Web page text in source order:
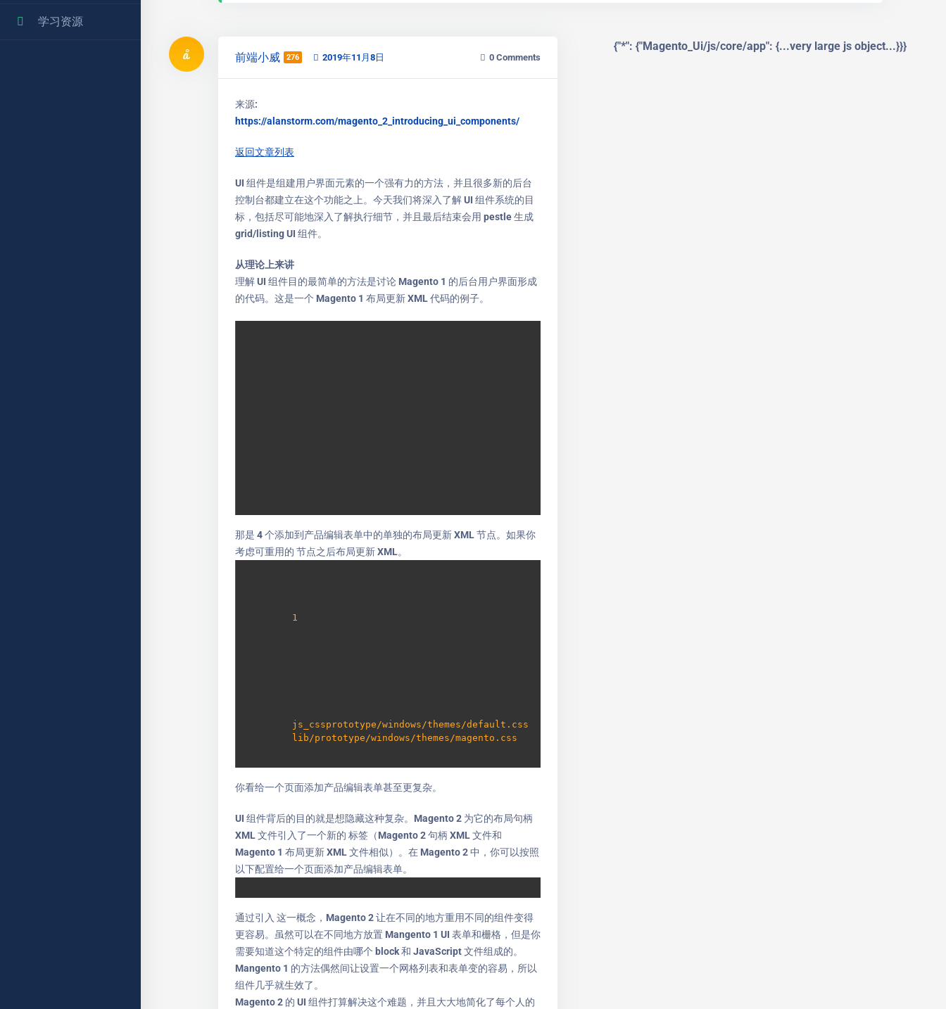
学习资源
前端小威 276 2019年11月8日 0 Comments
来源:
https://alanstorm.com/magento_2_introducing_ui_components/
返回文章列表
UI 组件是组建用户界面元素的一个强有力的方法，并且很多新的后台
控制台都建立在这个功能之上。今天我们将深入了解 UI 组件系统的目
标，包括尽可能地深入了解执行细节，并且最后结束会用 pestle 生成
grid/listing UI 组件。
从理论上来讲
理解 UI 组件目的最简单的方法是讨论 Magento 1 的后台用户界面形成
的代码。这是一个 Magento 1 布局更新 XML 代码的例子。
那是 4 个添加到产品编辑表单中的单独的布局更新 XML 节点。如果你
考虑可重用的 节点之后布局更新 XML。
1
js_cssprototype/windows/themes/default.css
lib/prototype/windows/themes/magento.css
你看给一个页面添加产品编辑表单甚至更复杂。
UI 组件背后的目的就是想隐藏这种复杂。Magento 2 为它的布局句柄
XML 文件引入了一个新的 标签（Magento 2 句柄 XML 文件和
Magento 1 布局更新 XML 文件相似）。在 Magento 2 中，你可以按照
以下配置给一个页面添加产品编辑表单。
通过引入 这一概念，Magento 2 让在不同的地方重用不同的组件变得
更容易。虽然可以在不同地方放置 Mangento 1 UI 表单和栅格，但是你
需要知道这个特定的组件由哪个 block 和 JavaScript 文件组成的。
Mangento 1 的方法偶然间让设置一个网格列表和表单变的容易，所以
组件几乎就生效了。
Magento 2 的 UI 组件打算解决这个难题，并且大大地简化了每个人的
{"*": {"Magento_Ui/js/core/app": {...very large js object...}}}